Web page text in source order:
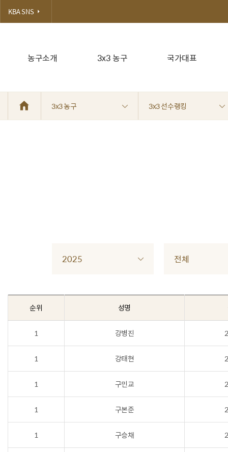
농구소개 3x3 농구 국가대표
KBA SNS
3x3 농구 3x3 선수랭킹
2025 전체
순위 성명
1 강병진
1 강태현
1 구민교
1 구본준
1 구승채